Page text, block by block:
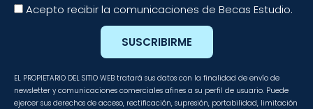
Acepto recibir la comunicaciones de Becas Estudio.
SUSCRIBIRME
EL PROPIETARIO DEL SITIO WEB tratará sus datos con la finalidad de envío de
newsletter y comunicaciones comerciales afines a su perfil de usuario. Puede
ejercer sus derechos de acceso, rectificación, supresión, portabilidad, limitación